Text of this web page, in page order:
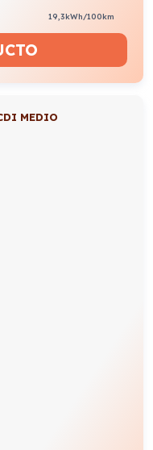
19,3kWh/100km
MEDIO